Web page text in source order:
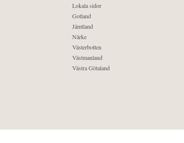
Lokala sidor
Gotland
Jämtland
Närke
Västerbotten
Västmanland
Västra Götaland